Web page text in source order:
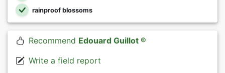
rainproof blossoms
Recommend Edouard Guillot ®
Write a field report